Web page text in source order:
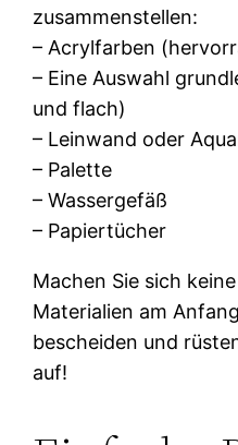
zusammenstellen:
– Acrylfarben
– Eine Auswahl
und flach)
– Leinwand oder
– Palette
– Wassergefäß
– Papiertücher
Machen Sie sich
Materialien am
bescheiden und
auf!